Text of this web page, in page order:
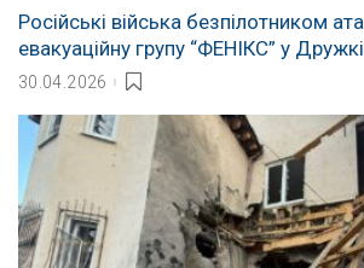
Російські війська безпілотником
евакуаційну групу “ФЕНІКС” у
30.04.2026